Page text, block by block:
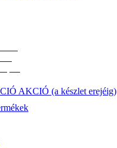
AKCIÓ (a készlet erejéig)